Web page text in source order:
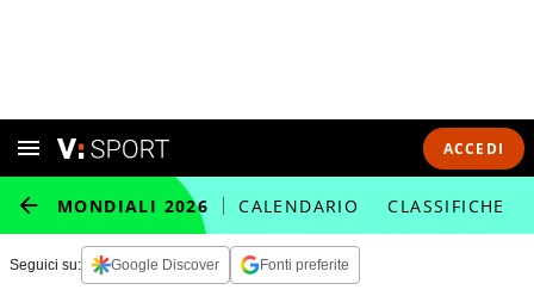
ACCEDI
MONDIALI 2026 CALENDARIO CLASSIFICHE
Seguici su: Google Discover Fonti preferite